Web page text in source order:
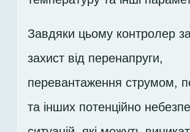
Завдяки цьому контролер
захист від перенапруги,
перевантаження струмом,
та інших потенційно